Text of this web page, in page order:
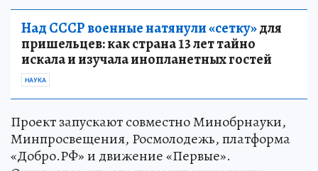
Над СССР военные натянули «сетку»для
пришельцев: как страна 13 лет тайно
искала и изучала инопланетных гостей
НАУКА
Проект запускают совместно Минобрнауки,
Минпросвещения, Росмолодежь, платформа
«Добро.РФ» и движение «Первые».